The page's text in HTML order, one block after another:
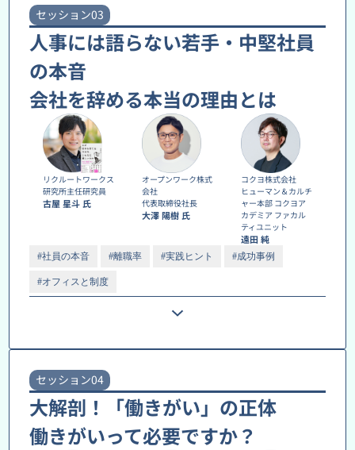
セッション03
人事には語らない若手・中堅社員
の本音
会社を辞める本当の理由とは
リクルートワークス
研究所主任研究員
古屋 星斗 氏
オープンワーク株式
会社
代表取締役社長
大澤 陽樹 氏
コクヨ株式会社
ヒューマン＆カルチ
ャー本部 コクヨア
カデミア ファカル
ティユニット
遠田 純
#社員の本音 #離職率 #実践ヒント #成功事例
#オフィスと制度
セッション04
大解剖！「働きがい」の正体
働きがいって必要ですか？